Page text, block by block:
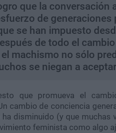
que la conversación
de
se han impuesto
de todo el
el machismo no sólo
se niegan a
que promueva el
cambio de conciencia
disminuido (y que
feminista como algo